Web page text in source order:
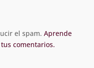
el spam. Aprende
comentarios.